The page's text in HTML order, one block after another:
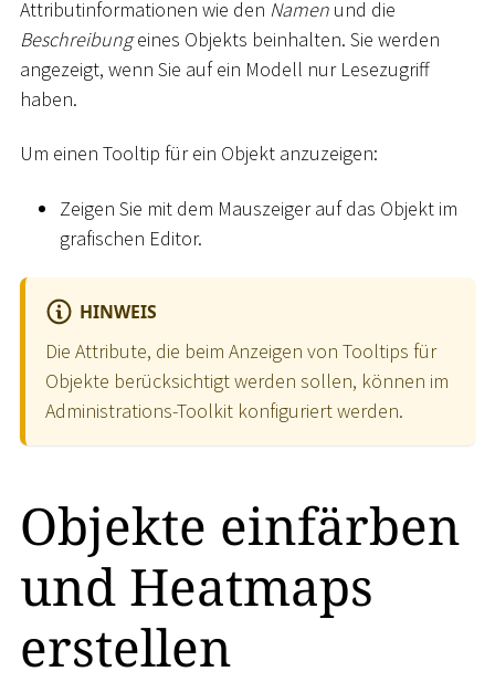
Attributinformationen wie den Namen und die
Beschreibungeines Objekts beinhalten. Sie werden
angezeigt, wenn Sie auf ein Modell nur Lesezugriff
haben.
Um einen Tooltip für ein Objekt anzuzeigen:
Zeigen Sie mit dem Mauszeiger auf das Objekt im
grafischen Editor.
HINWEIS
Die Attribute, die beim Anzeigen von Tooltips für
Objekte berücksichtigt werden sollen, können im
Administrations-Toolkit konfiguriert werden.
Objekte einfärben
und Heatmaps
erstellen